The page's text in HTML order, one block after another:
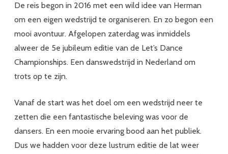
editie:
Dance
Championships
–
nummer
5
De reis begon in 2016 met een wild idee van Herman
om een eigen wedstrijd te organiseren. En zo begon een
mooi avontuur. Afgelopen zaterdag was inmiddels
alweer de 5e jubileum editie van de Let’s Dance
Championships. Een danswedstrijd in Nederland om
trots op te zijn.
Vanaf de start was het doel om een wedstrijd neer te
zetten die een fantastische beleving was voor de
dansers. En een mooie ervaring bood aan het publiek.
Dus we hadden voor deze lustrum editie de lat weer